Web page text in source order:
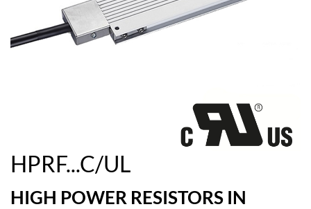
HPRF...C/UL
HIGH POWER RESISTORS IN